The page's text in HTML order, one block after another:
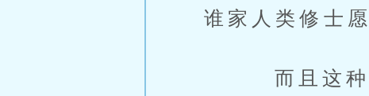
谁家人类修士
而且这种事